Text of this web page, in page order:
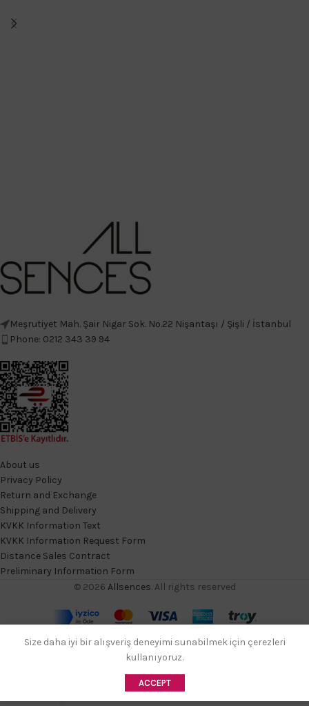
Meşrutiyet Mah. Şair Nigar Sok. No.22 Nişantaşı / Şişli / İstanbul
Phone: 0212 343 39 94
About us
Privacy Policy
Return and Exchange
Shipping and Delivery
KVKK Information Text
KVKK Information Request Form
Distance Sales Contract
Preliminary Information Form
© 2026 Allsences. All rights reserved
Size daha iyi bir alışveriş deneyimi sunabilmek için çerezleri
kullanıyoruz.
ACCEPT